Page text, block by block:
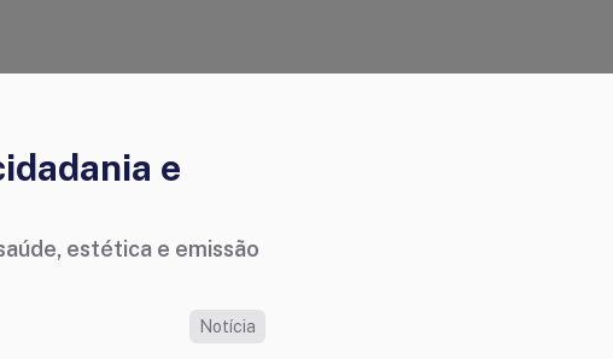
e
estética e emissão
Notícia